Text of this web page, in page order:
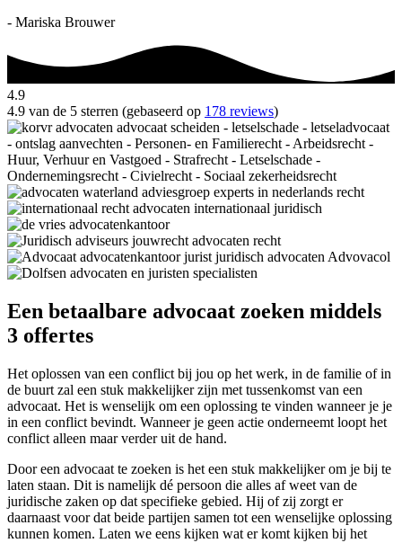
- Mariska Brouwer
4.9
4.9 van de 5 sterren (gebaseerd op 178 reviews)
Een betaalbare advocaat zoeken middels
3 offertes
Het oplossen van een conflict bij jou op het werk, in de familie of in
de buurt zal een stuk makkelijker zijn met tussenkomst van een
advocaat. Het is wenselijk om een oplossing te vinden wanneer je je
in een conflict bevindt. Wanneer je geen actie onderneemt loopt het
conflict alleen maar verder uit de hand.
Door een advocaat te zoeken is het een stuk makkelijker om je bij te
laten staan. Dit is namelijk dé persoon die alles af weet van de
juridische zaken op dat specifieke gebied. Hij of zij zorgt er
daarnaast voor dat beide partijen samen tot een wenselijke oplossing
kunnen komen. Laten we eens kijken wat er komt kijken bij het